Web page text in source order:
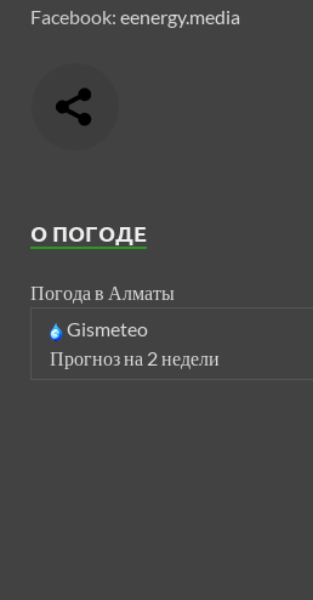
Facebook: eenergy.media
О ПОГОДЕ
Погода в Алматы
Gismeteo
Прогноз на 2 недели